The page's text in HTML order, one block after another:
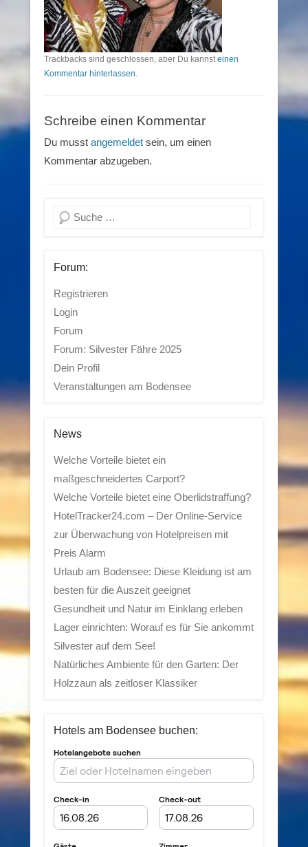
Trackbacks sind geschlossen, aber Du kannsteinen
Kommentar hinterlassen.
Schreibe einen Kommentar
Du musst angemeldet sein, um einen
Kommentar abzugeben.
Suchen
Forum:
Registrieren
Login
Forum
Forum: Silvester Fähre 2025
Dein Profil
Veranstaltungen am Bodensee
News
Welche Vorteile bietet ein
maßgeschneidertes Carport?
Welche Vorteile bietet eine Oberlidstraffung?
HotelTracker24.com – Der Online-Service
zur Überwachung von Hotelpreisen mit
Preis Alarm
Urlaub am Bodensee: Diese Kleidung ist am
besten für die Auszeit geeignet
Gesundheit und Natur im Einklang erleben
Lager einrichten: Worauf es für Sie ankommt
Silvester auf dem See!
Natürliches Ambiente für den Garten: Der
Holzzaun als zeitloser Klassiker
Hotels am Bodensee buchen: